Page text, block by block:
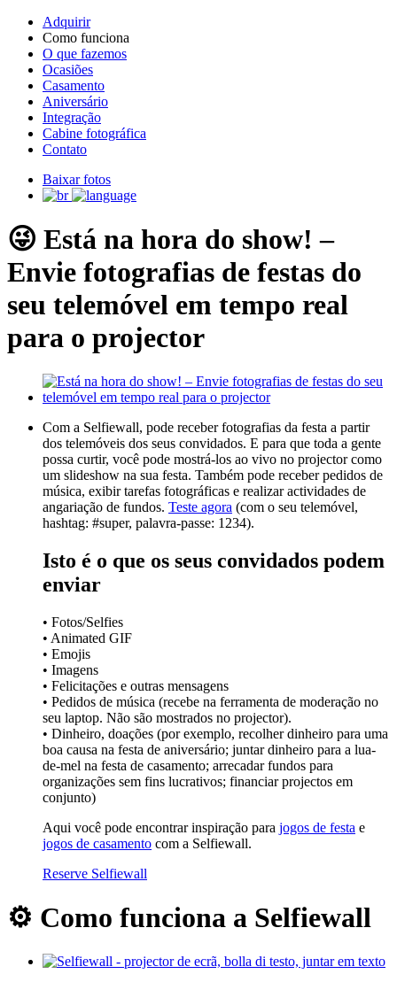
Adquirir
Como funciona
O que fazemos
Ocasiões
Casamento
Aniversário
Integração
Cabine fotográfica
Contato
Baixar fotos
😜 Está na hora do show! –
Envie fotografias de festas do
seu telemóvel em tempo real
para o projector
Com a Selfiewall, pode receber fotografias da festa a partir
dos telemóveis dos seus convidados. E para que toda a gente
possa curtir, você pode mostrá-los ao vivo no projector como
um slideshow na sua festa. Também pode receber pedidos de
música, exibir tarefas fotográficas e realizar actividades de
angariação de fundos. Teste agora (com o seu telemóvel,
hashtag: #super, palavra-passe: 1234).
Isto é o que os seus convidados podem
enviar
• Fotos/Selfies
• Animated GIF
• Emojis
• Imagens
• Felicitações e outras mensagens
• Pedidos de música (recebe na ferramenta de moderação no
seu laptop. Não são mostrados no projector).
• Dinheiro, doações (por exemplo, recolher dinheiro para uma
boa causa na festa de aniversário; juntar dinheiro para a lua-
de-mel na festa de casamento; arrecadar fundos para
organizações sem fins lucrativos; financiar projectos em
conjunto)
Aqui você pode encontrar inspiração para jogos de festa e
jogos de casamento com a Selfiewall.
Reserve Selfiewall
⚙️ Como funciona a Selfiewall